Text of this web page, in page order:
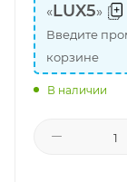
«LUX5»
Введите
корзине
В наличии